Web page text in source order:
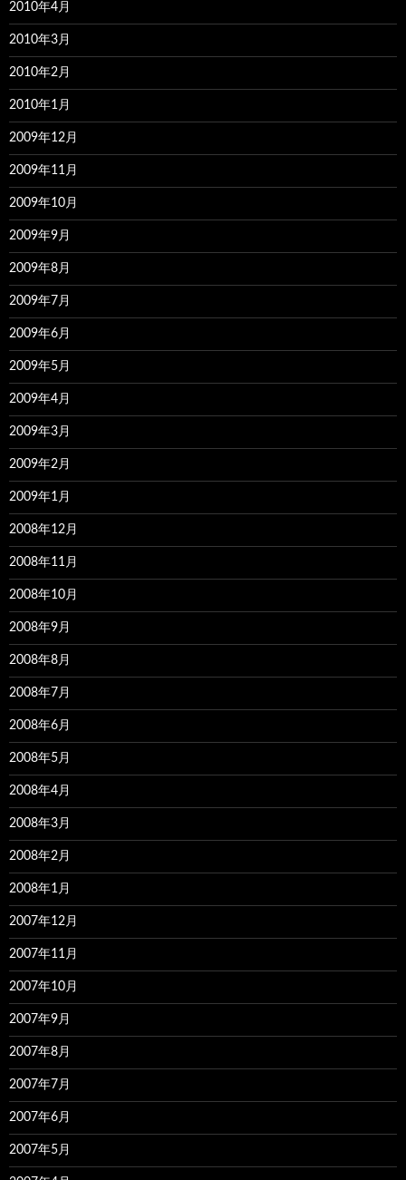
2010年4月
2010年3月
2010年2月
2010年1月
2009年12月
2009年11月
2009年10月
2009年9月
2009年8月
2009年7月
2009年6月
2009年5月
2009年4月
2009年3月
2009年2月
2009年1月
2008年12月
2008年11月
2008年10月
2008年9月
2008年8月
2008年7月
2008年6月
2008年5月
2008年4月
2008年3月
2008年2月
2008年1月
2007年12月
2007年11月
2007年10月
2007年9月
2007年8月
2007年7月
2007年6月
2007年5月